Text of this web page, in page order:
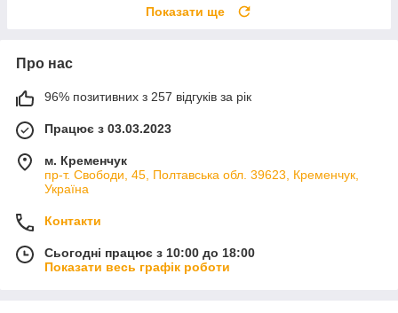
Показати ще
Про нас
96% позитивних з 257 відгуків за рік
Працює з 03.03.2023
м. Кременчук
пр-т. Свободи, 45, Полтавська обл. 39623, Кременчук,
Україна
Контакти
Сьогодні працює з 10:00 до 18:00
Показати весь графік роботи